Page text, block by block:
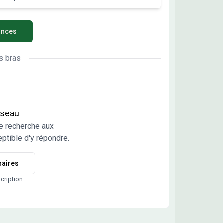
permet d'envisager un projet de
adapté à vos besoins dans un cadre
433 m², cet espace
vous apporte un potentiel intéressant pour
selon vos envies. ENVIRONNEMENT
vos déplacements. De nombreuses écoles
maternelles, élémentaires, primaires ainsi
collège. Vous trouverez également des
à proximité. NOUS CONTACTER Ce
est vendu par un partenaire de Maisons
Confort Melun au prix de 99 000 euros. Pour
accompagnera dans votre projet de
bras
recherche aux
d'y répondre.